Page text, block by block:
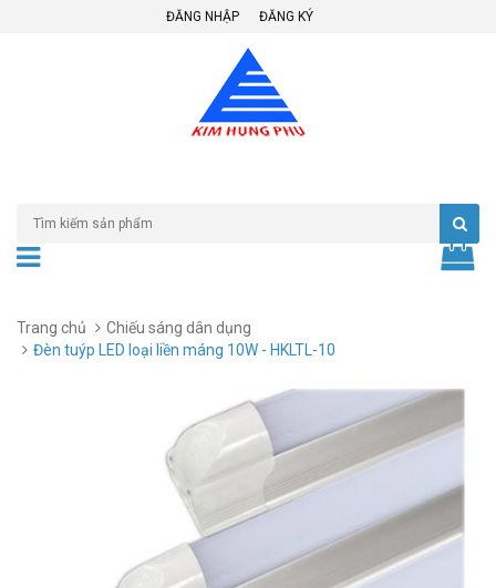
ĐĂNG NHẬP ĐĂNG KÝ
Trang chủ
Chiếu sáng dân dụng
Đèn tuýp LED loại liền máng 10W - HKLTL-10